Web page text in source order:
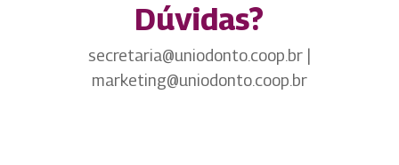
Dúvidas?
secretaria@uniodonto.coop.br |
marketing@uniodonto.coop.br